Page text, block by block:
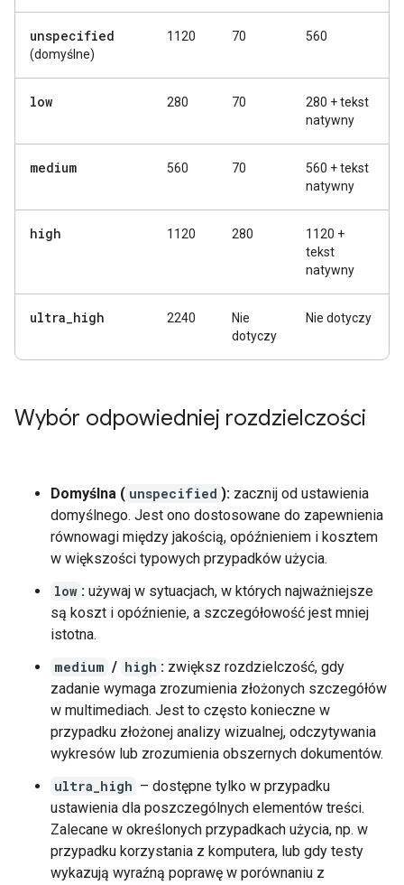
unspecified
(domyślne)
1120 70 560
low 280 70
280 + tekst
natywny
medium 560 70
560 + tekst
natywny
high 1120 280
1120 +
tekst
natywny
ultra_high 2240
Nie
dotyczy
Nie dotyczy
Wybór odpowiedniej rozdzielczości
Domyślna ( unspecified ): zacznij od ustawienia
domyślnego. Jest ono dostosowane do zapewnienia
równowagi między jakością, opóźnieniem i kosztem
w większości typowych przypadków użycia.
low : używaj w sytuacjach, w których najważniejsze
są koszt i opóźnienie, a szczegółowość jest mniej
istotna.
medium / high : zwiększ rozdzielczość, gdy
zadanie wymaga zrozumienia złożonych szczegółów
w multimediach. Jest to często konieczne w
przypadku złożonej analizy wizualnej, odczytywania
wykresów lub zrozumienia obszernych dokumentów.
ultra_high – dostępne tylko w przypadku
ustawienia dla poszczególnych elementów treści.
Zalecane w określonych przypadkach użycia, np. w
przypadku korzystania z komputera, lub gdy testy
wykazują wyraźną poprawę w porównaniu z